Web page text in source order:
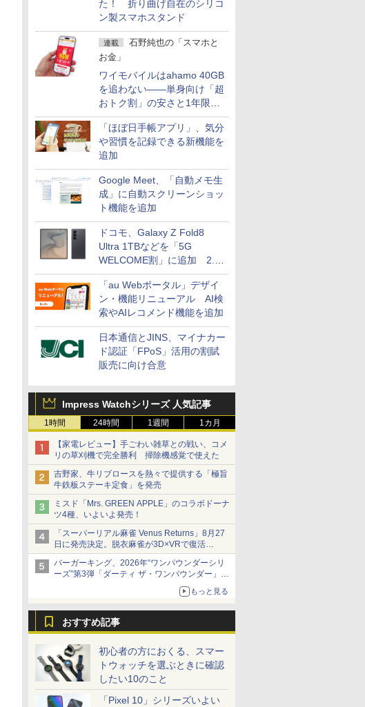
た！ 折り曲げ自在のシリコ
ン製スマホスタンド
連載
石野純也の「スマホと
お金」
ワイモバイルはahamo 40GB
を追わない――単身向け「超
おトク割」の安さと1年限定
の注意点
「ほぼ日手帳アプリ」、気分
や習慣を記録できる新機能を
追加
Google Meet、「自動メモ生
成」に自動スクリーンショッ
ト機能を追加
ドコモ、Galaxy Z Fold8
Ultra 1TBなどを「5G
WELCOME割」に追加 2.2
万円引き
「au Webポータル」デザイ
ン・機能リニューアル AI検
索やAIレコメンド機能を追加
日本通信とJINS、マイナカー
ド認証「FPoS」活用の割賦
販売に向け合意
Impress Watchシリーズ 人気記事
1時間 24時間 1週間 1カ月
【家電レビュー】手ごわい雑草との戦い、コメ
リの草刈機で完全勝利 掃除機感覚で使えた
吉野家、牛リブロースを熱々で提供する「極旨
牛鉄板ステーキ定食」を発売
ミスド「Mrs. GREEN APPLE」のコラボドーナ
ツ4種、いよいよ発売！
「スーパーリアル麻雀 Venus Returns」8月27
日に発売決定。脱衣麻雀が3D×VRで復活
発売から2週間は20%オフになるセールが実施
バーガーキング、2026年“ワンパウンダーシリ
ーズ”第3弾「ダーティ ザ・ワンパウンダー」を
「特製ガーリックマヨソース」を使用した超大
もっと見る
おすすめ記事
初心者の方におくる、スマー
トウォッチを選ぶときに確認
したい10のこと
「Pixel 10」シリーズいよい